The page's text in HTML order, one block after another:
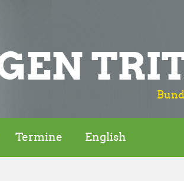
Termine English